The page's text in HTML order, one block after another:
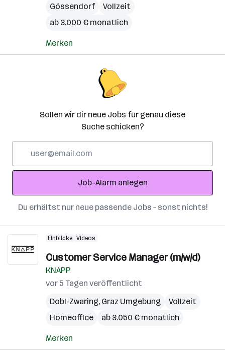
Gössendorf
Vollzeit
ab 3.000 € monatlich
Merken
Sollen wir dir neue Jobs für genau diese
Suche schicken?
Adresse
Job-Alarm anlegen
Du erhältst nur neue passende Jobs – sonst nichts!
Einblicke Videos
Customer Service Manager (m/w/d)
KNAPP
vor 5 Tagen veröffentlicht
Dobl-Zwaring, Graz Umgebung
Vollzeit
Homeoffice
ab 3.050 € monatlich
Merken